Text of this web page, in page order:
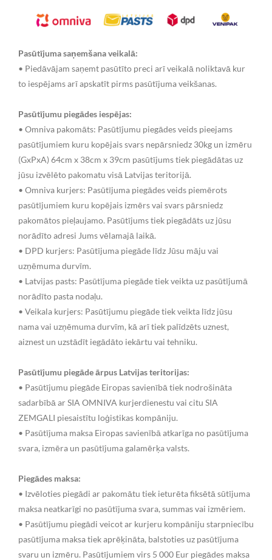
Pasūtījuma saņemšana veikalā:
• Piedāvājam saņemt pasūtīto preci arī veikalā noliktavā kur
to iespējams arī apskatīt pirms pasūtījuma veikšanas.
Pasūtījumu piegādes iespējas:
• Omniva pakomāts: Pasūtījumu piegādes veids pieejams
pasūtījumiem kuru kopējais svars nepārsniedz 30kg un izmēru
(GxPxA) 64cm x 38cm x 39cm pasūtījums tiek piegādātas uz
jūsu izvēlēto pakomatu visā Latvijas teritorijā.
• Omniva kurjers: Pasūtījuma piegādes veids piemērots
pasūtījumiem kuru kopējais izmērs vai svars pārsniedz
pakomātos pieļaujamo. Pasūtījums tiek piegādāts uz jūsu
norādīto adresi Jums vēlamajā laikā.
• DPD kurjers: Pasūtījuma piegāde līdz Jūsu māju vai
uzņēmuma durvīm.
• Latvijas pasts: Pasūtījuma piegāde tiek veikta uz pasūtījumā
norādīto pasta nodaļu.
• Veikala kurjers: Pasūtījumu piegāde tiek veikta līdz jūsu
nama vai uzņēmuma durvīm, kā arī tiek palīdzēts uznest,
aiznest un uzstādīt iegādāto iekārtu vai tehniku.
Pasūtījumu piegāde ārpus Latvijas teritorijas:
• Pasūtījumu piegāde Eiropas savienībā tiek nodrošināta
sadarbībā ar SIA OMNIVA kurjerdienestu vai citu SIA
ZEMGALI piesaistītu loģistikas kompāniju.
• Pasūtījuma maksa Eiropas savienībā atkarīga no pasūtījuma
svara, izmēra un pasūtījuma galamērķa valsts.
Piegādes maksa:
• Izvēloties piegādi ar pakomātu tiek ieturēta fiksētā sūtījuma
maksa neatkarīgi no pasūtījuma svara, summas vai izmēriem.
• Pasūtījumu piegādi veicot ar kurjeru kompāniju starpniecību
pasūtījuma maksa tiek aprēķināta, balstoties uz pasūtījuma
svaru un izmēru. Pasūtījumiem virs 5 000 Eur piegādes maksa